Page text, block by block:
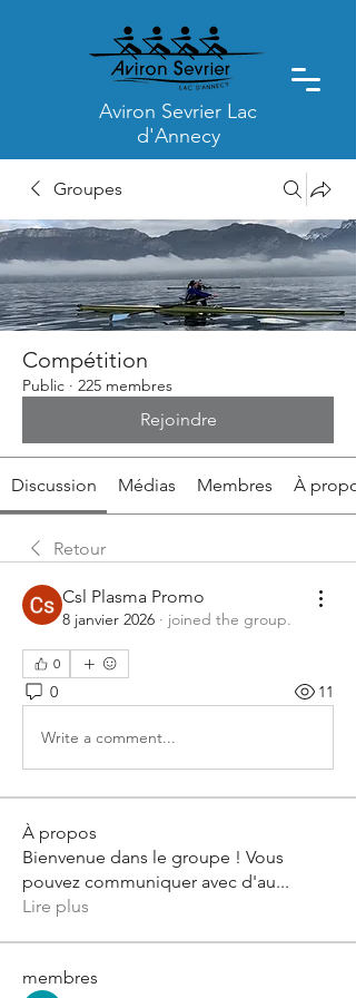
Aviron Sevrier Lac
d'Annecy
Groupes
Compétition
Public · 225 membres
Rejoindre
Discussion Médias Membres À
Retour
Csl Plasma Promo
8 janvier 2026 · joined the group.
0
0 11
Write a comment...
À propos
Bienvenue dans le groupe ! Vous
pouvez communiquer avec d'au...
Lire plus
membres